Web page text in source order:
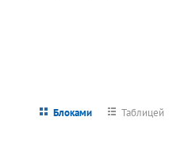
Блоками Таблицей